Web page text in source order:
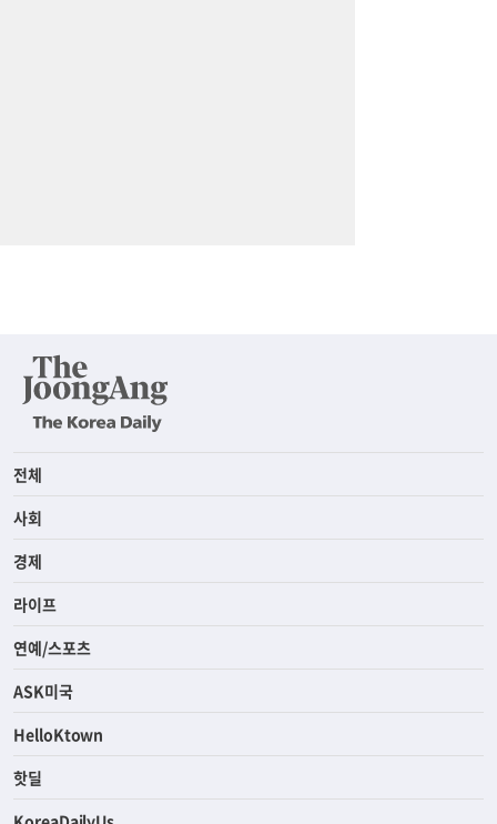
전체
사회
경제
라이프
연예/스포츠
ASK미국
HelloKtown
핫딜